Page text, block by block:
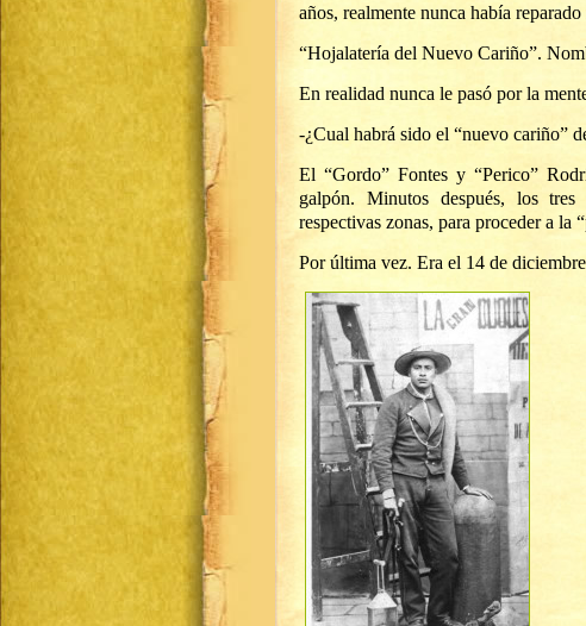
años, realmente nunca había
“Hojalatería del Nuevo Cariño”.
En realidad nunca le pasó por la
-¿Cual habrá sido el “nuevo cariño”
El “Gordo” Fontes y “Perico”
galpón. Minutos después, los
respectivas zonas, para proceder a la
Por última vez. Era el 14 de